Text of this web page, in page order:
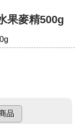
果麥精500g